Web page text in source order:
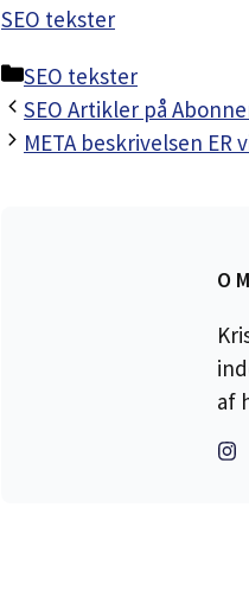
SEO tekster
Kategorier
SEO tekster
SEO Artikler på
META beskrivelsen ER
af